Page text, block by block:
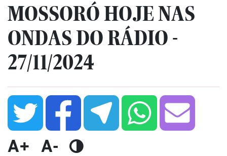
MOSSORÓ HOJE NAS
ONDAS DO RÁDIO -
27/11/2024
A+ A-